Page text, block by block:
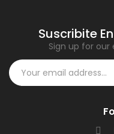
Suscribite
Sign up for